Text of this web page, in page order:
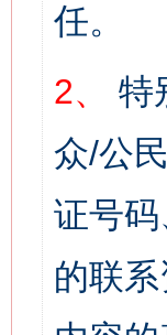
任。
2、
特
众/公
证号
的联